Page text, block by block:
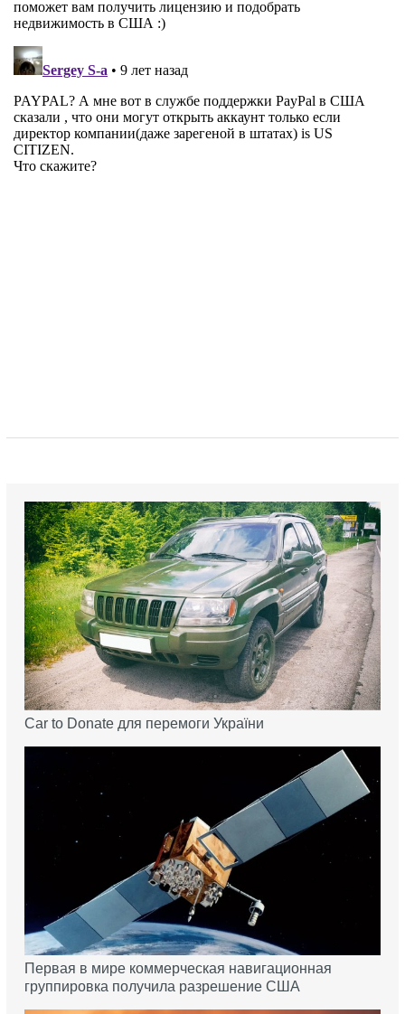
Car to Donate для перемоги України
Первая в мире коммерческая навигационная
группировка получила разрешение США